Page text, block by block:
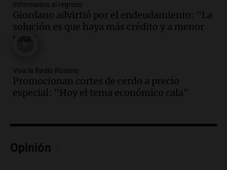
Audio.Altas Cumbres: rescataron a una
cabra que llevaba ocho días atrapada en
un precipicio
Audio.Chile planteó mejorar la
conectividad fronteriza, aérea y digital
con Jujuy
qué crece el consumo de alimentos con
proteínas
Informados al regreso
Giordano advirtió por el endeudamiento: "La
solución es que haya más crédito y a menor
tasa"
Viva la Radio Rosario
Promocionan cortes de cerdo a precio
especial: "Hoy el tema económico cala"
Opinión